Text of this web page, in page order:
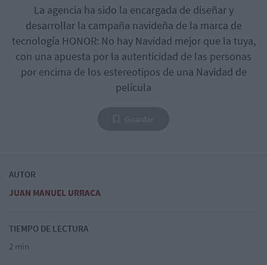
La agencia ha sido la encargada de diseñar y
desarrollar la campaña navideña de la marca de
tecnología HONOR: No hay Navidad mejor que la tuya,
con una apuesta por la autenticidad de las personas
por encima de los estereotipos de una Navidad de
película
AUTOR
JUAN MANUEL URRACA
TIEMPO DE LECTURA
2 min